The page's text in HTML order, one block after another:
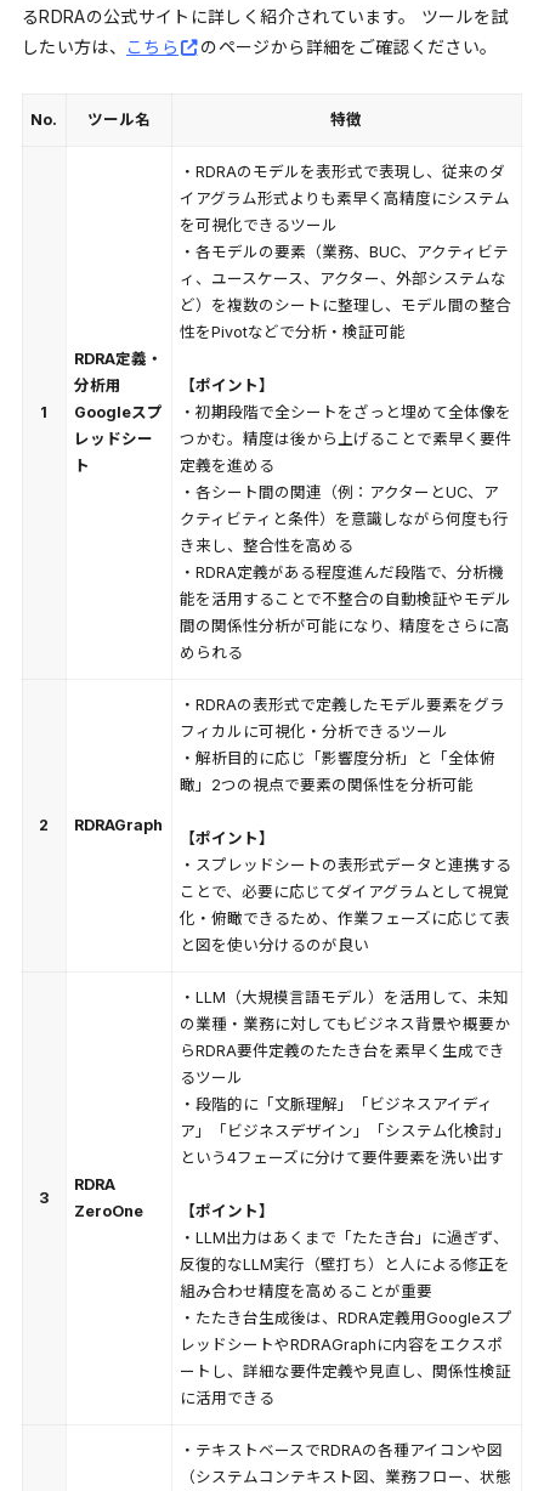
るRDRAの公式サイトに詳しく紹介されています。 ツールを試
したい方は、
こちら のページから詳細をご確認ください。
No. ツール名 特徴
1
RDRA定義・
分析用
Googleスプ
レッドシー
ト
・RDRAのモデルを表形式で表現し、従来のダ
イアグラム形式よりも素早く高精度にシステム
を可視化できるツール
・各モデルの要素（業務、BUC、アクティビテ
ィ、ユースケース、アクター、外部システムな
ど）を複数のシートに整理し、モデル間の整合
性をPivotなどで分析・検証可能
【ポイント】
・初期段階で全シートをざっと埋めて全体像を
つかむ。精度は後から上げることで素早く要件
定義を進める
・各シート間の関連（例：アクターとUC、ア
クティビティと条件）を意識しながら何度も行
き来し、整合性を高める
・RDRA定義がある程度進んだ段階で、分析機
能を活用することで不整合の自動検証やモデル
間の関係性分析が可能になり、精度をさらに高
められる
2 RDRAGraph
・RDRAの表形式で定義したモデル要素をグラ
フィカルに可視化・分析できるツール
・解析目的に応じ「影響度分析」と「全体俯
瞰」2つの視点で要素の関係性を分析可能
【ポイント】
・スプレッドシートの表形式データと連携する
ことで、必要に応じてダイアグラムとして視覚
化・俯瞰できるため、作業フェーズに応じて表
と図を使い分けるのが良い
3
RDRA
ZeroOne
・LLM（大規模言語モデル）を活用して、未知
の業種・業務に対してもビジネス背景や概要か
らRDRA要件定義のたたき台を素早く生成でき
るツール
・段階的に「文脈理解」「ビジネスアイディ
ア」「ビジネスデザイン」「システム化検討」
という4フェーズに分けて要件要素を洗い出す
【ポイント】
・LLM出力はあくまで「たたき台」に過ぎず、
反復的なLLM実行（壁打ち）と人による修正を
組み合わせ精度を高めることが重要
・たたき台生成後は、RDRA定義用Googleスプ
レッドシートやRDRAGraphに内容をエクスポ
ートし、詳細な要件定義や見直し、関係性検証
に活用できる
・テキストベースでRDRAの各種アイコンや図
（システムコンテキスト図、業務フロー、状態